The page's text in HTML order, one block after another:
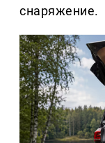
снаряжение.